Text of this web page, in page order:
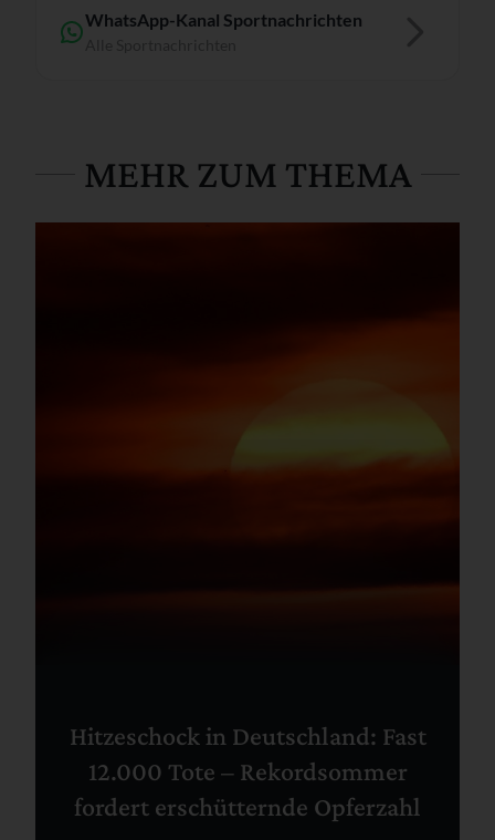
WhatsApp-Kanal Sportnachrichten
MEHR ZUM THEMA
Hitzeschock in Deutschland: Fast
12.000 Tote – Rekordsommer
fordert erschütternde Opferzahl